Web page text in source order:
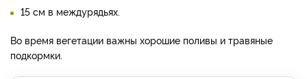
15 см в междурядьях.
Во время вегетации важны хорошие поливы и травяные
подкормки.